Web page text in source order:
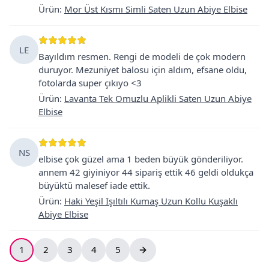
Ürün: Mor Üst Kısmı Simli Saten Uzun Abiye Elbise
LE
Bayıldım resmen. Rengi de modeli de çok modern
duruyor. Mezuniyet balosu için aldım, efsane oldu,
fotolarda super çıkıyo <3
Ürün: Lavanta Tek Omuzlu Aplikli Saten Uzun Abiye
Elbise
NS
elbise çok güzel ama 1 beden büyük gönderiliyor.
annem 42 giyiniyor 44 sipariş ettik 46 geldi oldukça
büyüktü malesef iade ettik.
Ürün: Haki Yeşil Işıltılı Kumaş Uzun Kollu Kuşaklı
Abiye Elbise
1 2 3 4 5